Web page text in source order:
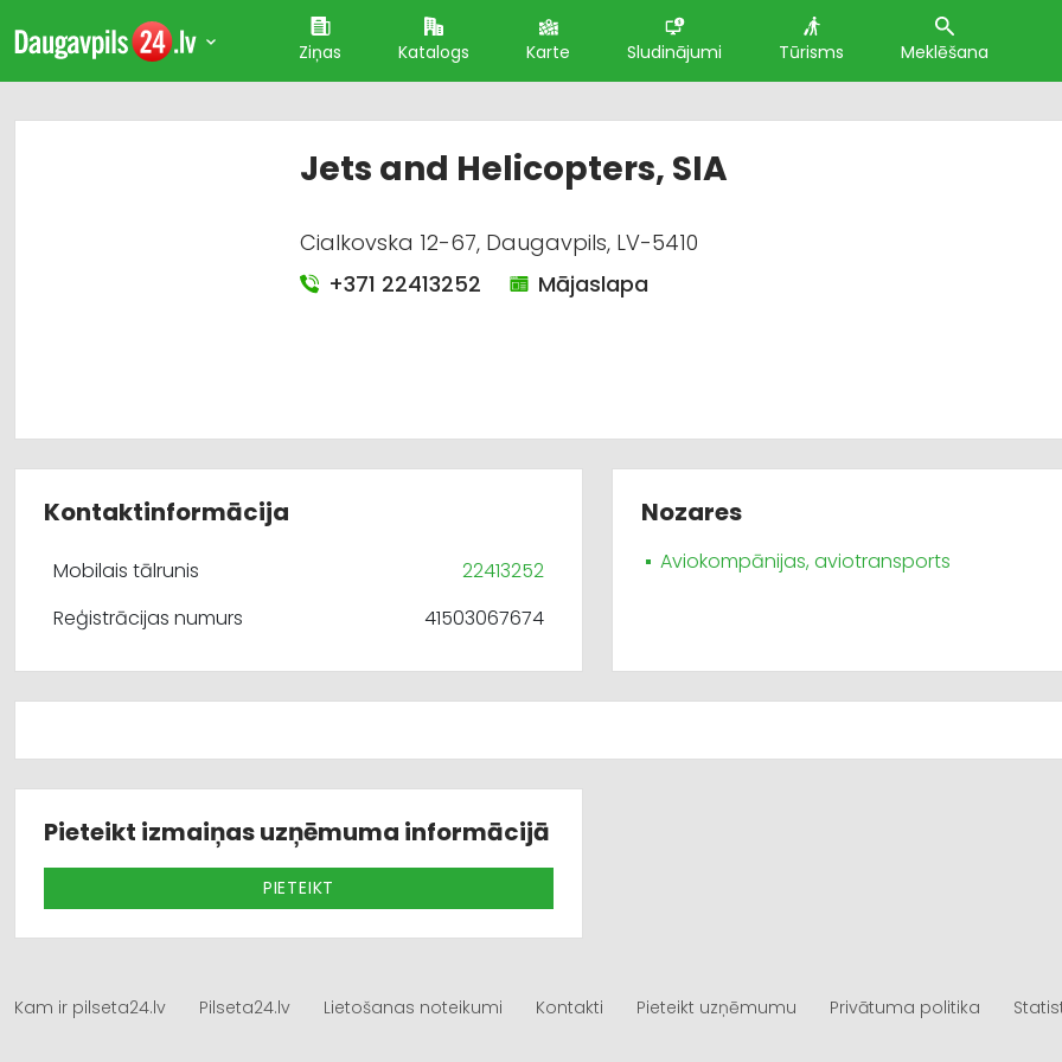
Ziņas Katalogs Karte Sludinājumi Tūrisms Meklēšana
Jets and Helicopters, SIA
Cialkovska 12-67, Daugavpils, LV-5410
+371 22413252
Mājaslapa
Kontaktinformācija
Mobilais tālrunis
22413252
Reģistrācijas numurs
41503067674
Nozares
Aviokompānijas, aviotransports
Pieteikt izmaiņas uzņēmuma informācijā
PIETEIKT
Kam ir pilseta24.lv Pilseta24.lv Lietošanas noteikumi Kontakti Pieteikt uzņēmumu Privātuma politika